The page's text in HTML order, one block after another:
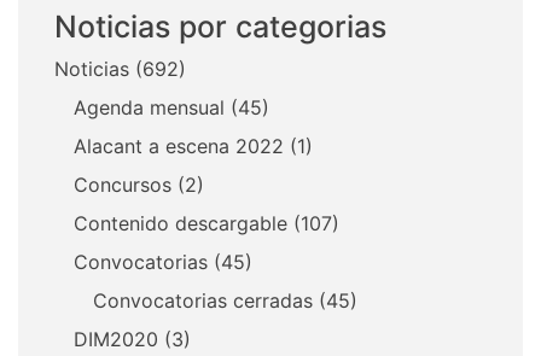
Noticias por categorias
Noticias (692)
Agenda mensual (45)
Alacant a escena 2022 (1)
Concursos (2)
Contenido descargable (107)
Convocatorias (45)
Convocatorias cerradas (45)
DIM2020 (3)